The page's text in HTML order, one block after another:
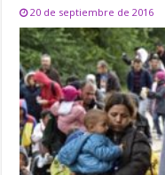
20 de septiembre de 2016